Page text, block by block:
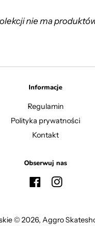
nie ma
Informacje
Regulamin
Polityka prywatności
Kontakt
Obserwuj nas
FacebookInstagram
© 2026, Aggro